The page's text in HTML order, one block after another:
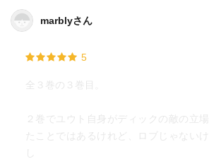
marblyさん
5
全３巻の３巻目。
２巻でユウト自身がディックの敵の立
たことではあるけれど、ロブじゃない
し